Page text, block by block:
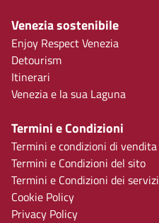
Venezia sostenibile
Enjoy Respect Venezia
Detourism
Itinerari
Venezia e la sua Laguna
Termini e Condizioni
Termini e condizioni di vendita
Termini e Condizioni del sito
Termini e Condizioni dei servizi
Cookie Policy
Privacy Policy